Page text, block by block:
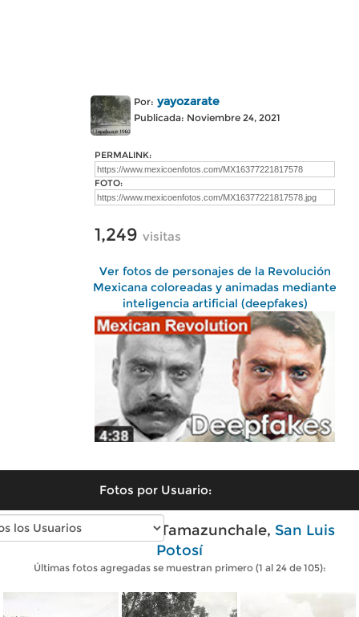
Por: yayozarate
Publicada: Noviembre 24, 2021
PERMALINK:
FOTO:
1,249 visitas
Ver fotos de personajes de la Revolución
Mexicana coloreadas y animadas mediante
inteligencia artificial (deepfakes)
Fotos por Usuario:
Fotos antiguas de Tamazunchale, San Luis
Potosí
Últimas fotos agregadas se muestran primero (1 al 24 de 105):